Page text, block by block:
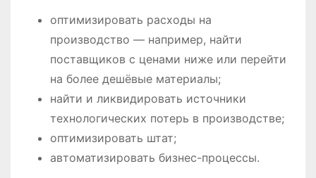
оптимизировать расходы на
производство — например, найти
поставщиков с ценами ниже или перейти
на более дешёвые материалы;
найти и ликвидировать источники
технологических потерь в производстве;
оптимизировать штат;
автоматизировать бизнес-процессы.